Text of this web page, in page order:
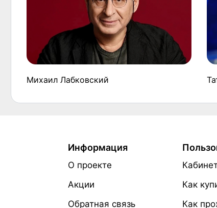
Михаил Лабковский
Информация
О проекте
Акции
Обратная связь
Как
Как